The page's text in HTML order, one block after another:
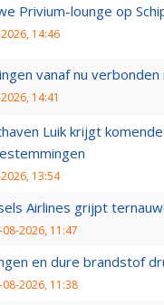
Privium-lounge op
14:46
vanaf nu
14:41
Luik krijgt
13:54
Airlines grijpt
08-2026, 11:47
en dure brandstof
08-2026, 11:38